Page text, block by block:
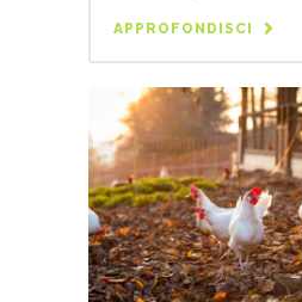
APPROFONDISCI